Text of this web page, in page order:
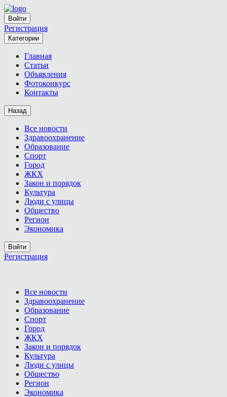
Войти
Регистрация
Категории
Главная
Статьи
Объявления
Фотоконкурс
Контакты
Назад
Все новости
Здравоохранение
Образование
Спорт
Город
ЖКХ
Закон и порядок
Культура
Люди с улицы
Общество
Регион
Экономика
Войти
Регистрация
Все новости
Здравоохранение
Образование
Спорт
Город
ЖКХ
Закон и порядок
Культура
Люди с улицы
Общество
Регион
Экономика